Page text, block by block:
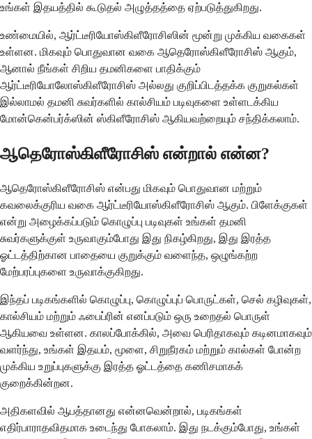
உங்கள் இதயத்தில் கூடுதல் அழுத்தத்தை ஏற்படுத்துகிறது.
உண்மையில், ஆர்ட்டீரியோஸ்கிளீரோசிஸின் மூன்று முக்கிய வகைகள்
உள்ளன. மிகவும் பொதுவான வகை ஆதெரோஸ்கிளீரோசிஸ் ஆகும்,
ஆனால் நீங்கள் சிறிய தமனிகளை பாதிக்கும்
ஆர்ட்டீரியோலோஸ்கிளீரோசிஸ் அல்லது குறிப்பிடத்தக்க குறுகல்கள்
இல்லாமல் தமனி சுவர்களில் கால்சியம் படிவுகளை உள்ளடக்கிய
மோன்கென்பர்க்ஸின் ஸ்கிளீரோசிஸ் ஆகியவற்றையும் சந்திக்கலாம்.
ஆதெரோஸ்கிளீரோசிஸ் என்றால் என்ன?
ஆதெரோஸ்கிளீரோசிஸ் என்பது மிகவும் பொதுவான மற்றும்
கவலைக்குரிய வகை ஆர்ட்டீரியோஸ்கிளீரோசிஸ் ஆகும். பிளேக்குகள்
என்று அழைக்கப்படும் கொழுப்பு படிவுகள் உங்கள் தமனி
சுவர்களுக்குள் உருவாகும்போது இது நிகழ்கிறது, இது இரத்த
ஓட்டத்திற்கான பாதையை குறுக்கும் வளைந்த, ஒழுங்கற்ற
மேற்பரப்புகளை உருவாக்குகிறது.
இந்தப் படிகங்களில் கொழுப்பு, கொழுப்புப் பொருட்கள், செல் கழிவுகள்,
கால்சியம் மற்றும் ஃபைப்ரின் எனப்படும் ஒரு உறைதல் பொருள்
ஆகியவை உள்ளன. காலப்போக்கில், அவை பெரிதாகவும் கடினமாகவும்
வளர்ந்து, உங்கள் இதயம், மூளை, சிறுநீரகம் மற்றும் கால்கள் போன்ற
முக்கிய உறுப்புகளுக்கு இரத்த ஓட்டத்தை கணிசமாகக்
குறைக்கின்றன.
அதிகளவில் ஆபத்தானது என்னவென்றால், படிகங்கள்
எதிர்பாராதவிதமாக உடைந்து போகலாம். இது நடக்கும்போது, உங்கள்